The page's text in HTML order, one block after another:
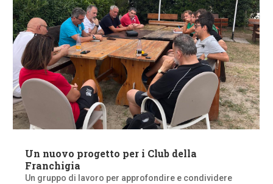
Un nuovo progetto per i Club della
Franchigia
Un gruppo di lavoro per approfondire e condividere